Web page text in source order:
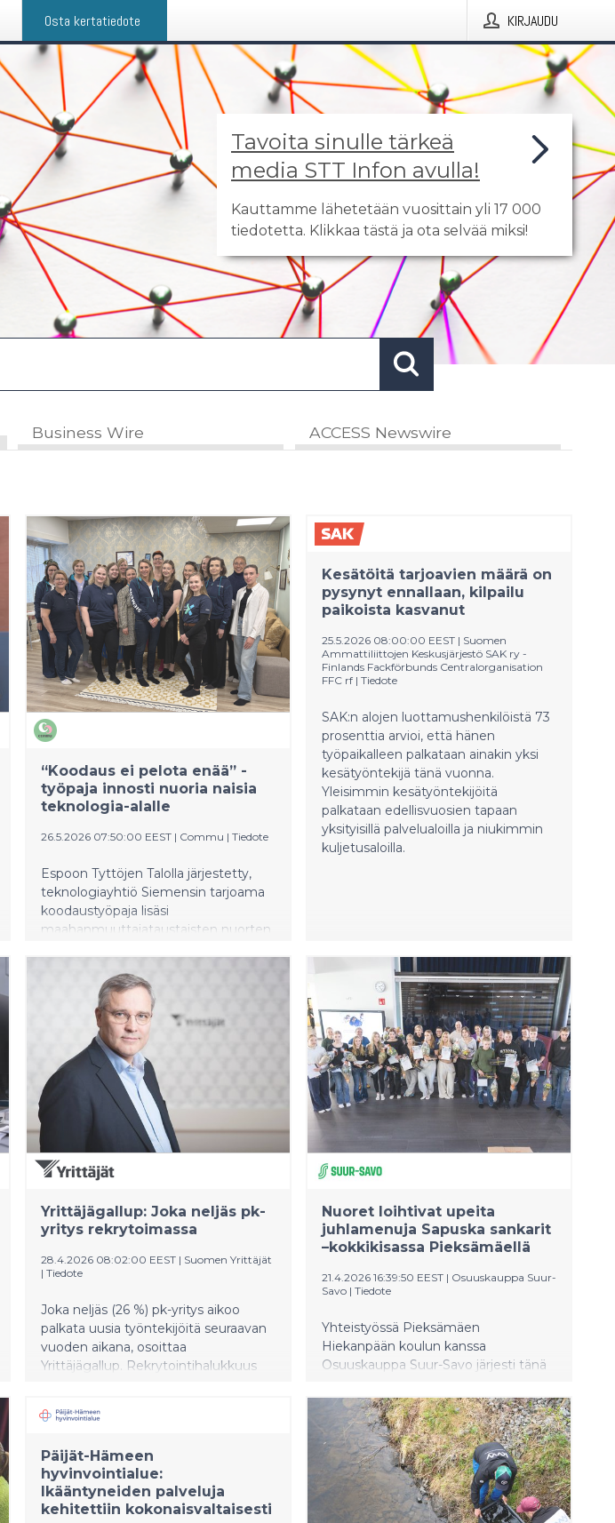
Osta kertatiedote KIRJAUDU
Tavoita sinulle tärkeä
media STT Infon avulla!
Kauttamme lähetetään vuosittain yli 17 000
tiedotetta. Klikkaa tästä ja ota selvää miksi!
Business Wire ACCESS Newswire
“Koodaus ei pelota enää” -
työpaja innosti nuoria naisia
teknologia-alalle
26.5.2026 07:50:00 EEST | Commu | Tiedote
Espoon Tyttöjen Talolla järjestetty,
teknologiayhtiö Siemensin tarjoama
koodaustyöpaja lisäsi
maahanmuuttajataustaisten nuorten
kertoo koodaamisen kiinnostavan
heitä nyt enemmän kuin ennen
tapahtumaa.
Kesätöitä tarjoavien määrä on
pysynyt ennallaan, kilpailu
paikoista kasvanut
25.5.2026 08:00:00 EEST | Suomen
Ammattiliittojen Keskusjärjestö SAK ry -
Finlands Fackförbunds Centralorganisation
FFC rf | Tiedote
SAK:n alojen luottamushenkilöistä 73
prosenttia arvioi, että hänen
työpaikalleen palkataan ainakin yksi
kesätyöntekijä tänä vuonna.
Yleisimmin kesätyöntekijöitä
palkataan edellisvuosien tapaan
yksityisillä palvelualoilla ja niukimmin
kuljetusaloilla.
Yrittäjägallup: Joka neljäs pk-
yritys rekrytoimassa
28.4.2026 08:02:00 EEST | Suomen Yrittäjät
| Tiedote
Joka neljäs (26 %) pk-yritys aikoo
palkata uusia työntekijöitä seuraavan
vuoden aikana, osoittaa
Yrittäjägallup. Rekrytointihalukkuus
yrityksistä yli 40 prosenttia aikoo
yrityksissä osuus nousee jo 62
prosenttiin.
Nuoret loihtivat upeita
juhlamenuja Sapuska sankarit
–kokkikisassa Pieksämäellä
21.4.2026 16:39:50 EEST | Osuuskauppa Suur-
Savo | Tiedote
Yhteistyössä Pieksämäen
Hiekanpään koulun kanssa
Osuuskauppa Suur-Savo järjesti tänä
kahdeksasluokkalaisille valinnaisen
kotitalouden oppilaille. Maanantaina
20.4. Pieksämäellä järjestetyssä
finaalissa nähtiin upeita juhlamenuja,
hienoja onnistumisia ja aitoa
innostusta ruoanlaittoa kohtaan.
Kokkikisan voittajajoukkue palkittiin
Päijät-Hämeen
hyvinvointialue:
Ikääntyneiden palveluja
kehitettiin kokonaisvaltaisesti